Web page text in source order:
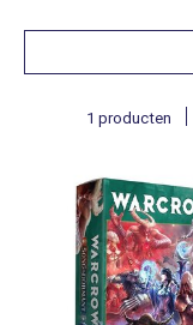
1 producten